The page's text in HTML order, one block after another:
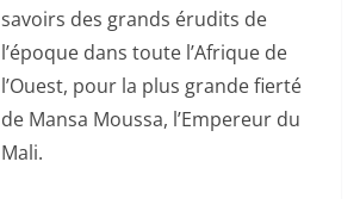
savoirs des grands érudits de
l’époque dans toute l’Afrique de
l’Ouest, pour la plus grande fierté
de Mansa Moussa, l’Empereur du
Mali.